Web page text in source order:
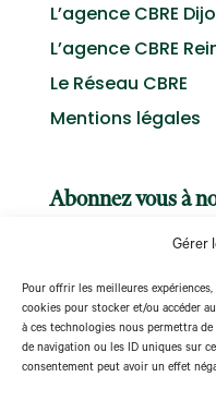
Gérer
Pour offrir les meilleures
cookies pour stocker et/ou accéder
à ces technologies nous permettra
de navigation ou les ID uniques sur
consentement peut avoir un effet
L’agence CBRE
L’agence CBRE
Le Réseau CBRE
Mentions légales
Abonnez vous à